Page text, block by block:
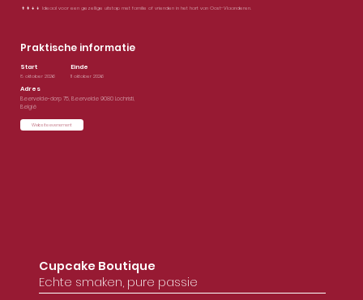
👨‍👩‍👧‍👦 Ideaal voor een gezellige uitstap met familie of vrienden in het hart van Oost-Vlaanderen.
Praktische informatie
Start Einde
8 oktober 2026 11 oktober 2026
Adres
Beervelde-dorp 75, Beervelde 9080 Lochristi,
België
Website evenement
Cupcake Boutique
Echte smaken, pure passie